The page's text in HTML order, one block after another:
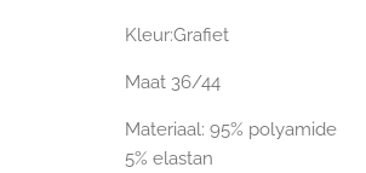
Kleur:Grafiet
Maat 36/44
Materiaal: 95% polyamide
5% elastan